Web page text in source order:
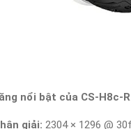
nổi bật của CS-H8c-
giải: 2304 × 1296 @